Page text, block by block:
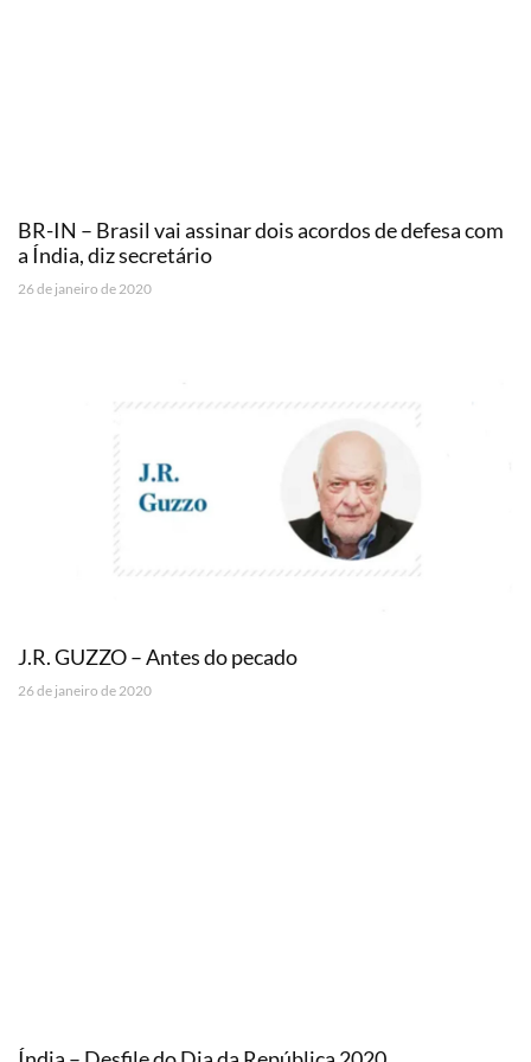
BR-IN – Brasil vai assinar dois acordos de defesa com
a Índia, diz secretário
26 de janeiro de 2020
J.R. GUZZO – Antes do pecado
26 de janeiro de 2020